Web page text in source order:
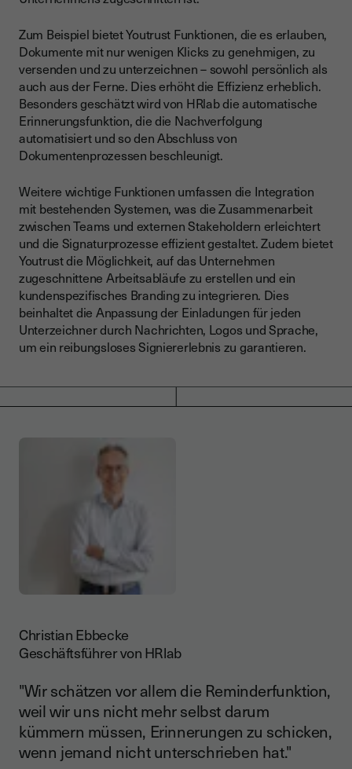
Zum Beispiel bietet Youtrust Funktionen, die es erlauben,
Dokumente mit nur wenigen Klicks zu genehmigen, zu
versenden und zu unterzeichnen – sowohl persönlich als
auch aus der Ferne. Dies erhöht die Effizienz erheblich.
Besonders geschätzt wird von HRlab die automatische
Erinnerungsfunktion, die die Nachverfolgung
automatisiert und so den Abschluss von
Dokumentenprozessen beschleunigt.
Weitere wichtige Funktionen umfassen die Integration
mit bestehenden Systemen, was die Zusammenarbeit
zwischen Teams und externen Stakeholdern erleichtert
und die Signaturprozesse effizient gestaltet. Zudem bietet
Youtrust die Möglichkeit, auf das Unternehmen
zugeschnittene Arbeitsabläufe zu erstellen und ein
kundenspezifisches Branding zu integrieren. Dies
beinhaltet die Anpassung der Einladungen für jeden
Unterzeichner durch Nachrichten, Logos und Sprache,
um ein reibungsloses Signiererlebnis zu garantieren.
Christian Ebbecke
Geschäftsführer von HRlab
"Wir schätzen vor allem die Reminderfunktion,
weil wir uns nicht mehr selbst darum
kümmern müssen, Erinnerungen zu schicken,
wenn jemand nicht unterschrieben hat."